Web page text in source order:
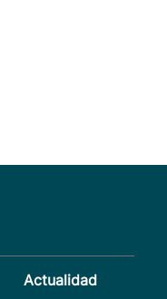
Actualidad